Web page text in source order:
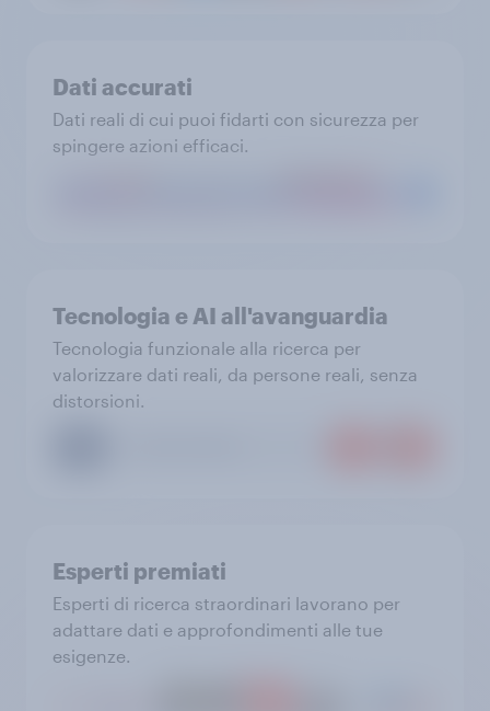
Dati accurati
Dati reali di cui puoi fidarti con sicurezza per
spingere azioni efficaci.
Tecnologia e AI all'avanguardia
Tecnologia funzionale alla ricerca per
valorizzare dati reali, da persone reali, senza
distorsioni.
Esperti premiati
Esperti di ricerca straordinari lavorano per
adattare dati e approfondimenti alle tue
esigenze.